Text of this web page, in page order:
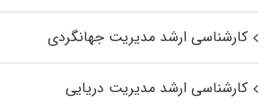
کارشناسی ارشد مدیریت جهانگردی
کارشناسی ارشد مدیریت دریایی